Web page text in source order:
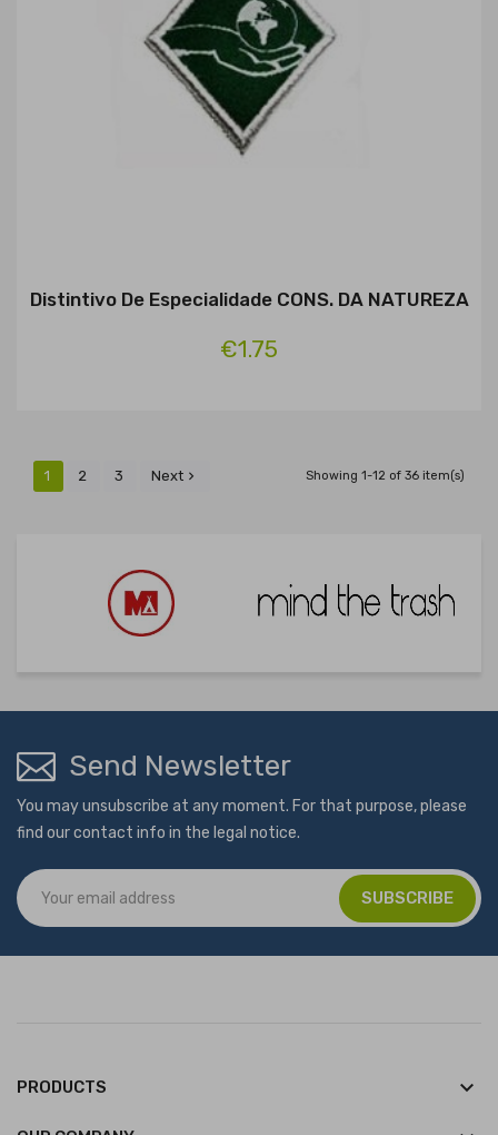
Distintivo De Especialidade CONS. DA NATUREZA
€1.75
1 2 3 Next  Showing 1-12 of 36 item(s)
Send Newsletter
You may unsubscribe at any moment. For that purpose, please
find our contact info in the legal notice.
PRODUCTS keyboard_arrow_down